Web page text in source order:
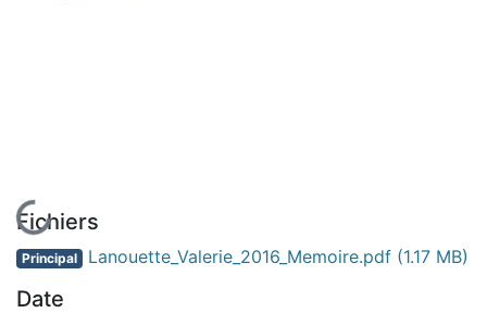
En cours de chargement...
Fichiers
Principal Lanouette_Valerie_2016_Memoire.pdf (1.17 MB)
Date